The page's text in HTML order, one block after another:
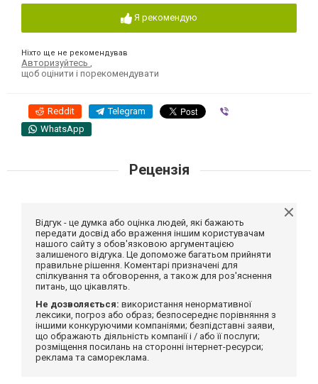
Я рекомендую
Ніхто ще не рекомендував
Авторизуйтесь
щоб оцінити і порекомендувати
Reddit Telegram
WhatsApp
Рецензія
Відгук - це думка або оцінка людей, які бажають
передати досвід або враження іншим користувачам
нашого сайту з обов'язковою аргументацією
залишеного відгука. Це допоможе багатьом прийняти
правильне рішення. Коментарі призначені для
спілкування та обговорення, а також для роз'яснення
питань, що цікавлять.
Не дозволяється: використання ненормативної
лексики, погроз або образ; безпосереднє порівняння з
іншими конкуруючими компаніями; безпідставні заяви,
що ображають діяльність компанії і / або її послуги;
розміщення посилань на сторонні інтернет-ресурси;
реклама та самореклама.